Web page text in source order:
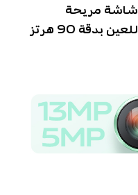
شاشة مريحة
للعين بدقة 90 هرتز